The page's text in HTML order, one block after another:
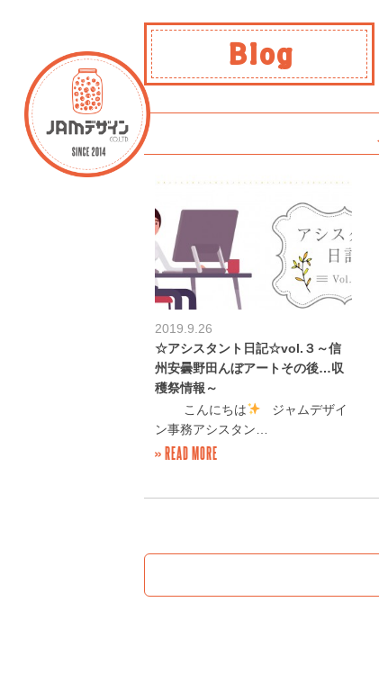
Blog
2019.9.26
☆アシスタント日記☆vol.３～信
州安曇野田んぼアートその後…収
穫祭情報～
こんにちは
ジャムデザイ
ン事務アシスタン…
» READ MORE